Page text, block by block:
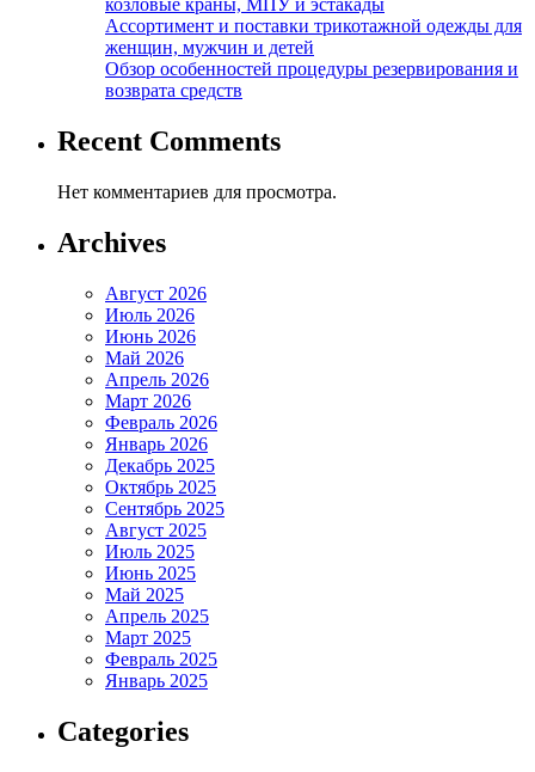
козловые краны, МПУ и эстакады
Ассортимент и поставки трикотажной одежды для
женщин, мужчин и детей
Обзор особенностей процедуры резервирования и
возврата средств
Recent Comments
Нет комментариев для просмотра.
Archives
Август 2026
Июль 2026
Июнь 2026
Май 2026
Апрель 2026
Март 2026
Февраль 2026
Январь 2026
Декабрь 2025
Октябрь 2025
Сентябрь 2025
Август 2025
Июль 2025
Июнь 2025
Май 2025
Апрель 2025
Март 2025
Февраль 2025
Январь 2025
Categories